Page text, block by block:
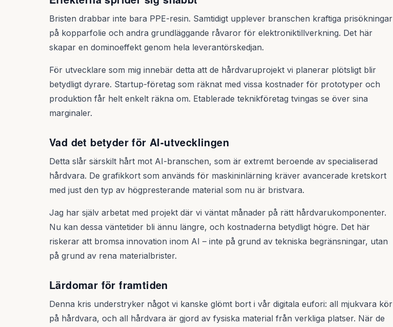
Bristen drabbar inte bara PPE-resin. Samtidigt upplever branschen kraftiga prisökningar
på kopparfolie och andra grundläggande råvaror för elektroniktillverkning. Det här
skapar en dominoeffekt genom hela leverantörskedjan.
För utvecklare som mig innebär detta att de hårdvaruprojekt vi planerar plötsligt blir
betydligt dyrare. Startup-företag som räknat med vissa kostnader för prototyper och
produktion får helt enkelt räkna om. Etablerade teknikföretag tvingas se över sina
marginaler.
Vad det betyder för AI-utvecklingen
Detta slår särskilt hårt mot AI-branschen, som är extremt beroende av specialiserad
hårdvara. De grafikkort som används för maskininlärning kräver avancerade kretskort
med just den typ av högpresterande material som nu är bristvara.
Jag har själv arbetat med projekt där vi väntat månader på rätt hårdvarukomponenter.
Nu kan dessa väntetider bli ännu längre, och kostnaderna betydligt högre. Det här
riskerar att bromsa innovation inom AI – inte på grund av tekniska begränsningar, utan
på grund av rena materialbrister.
Lärdomar för framtiden
Denna kris understryker något vi kanske glömt bort i vår digitala eufori: all mjukvara kör
på hårdvara, och all hårdvara är gjord av fysiska material från verkliga platser. När de